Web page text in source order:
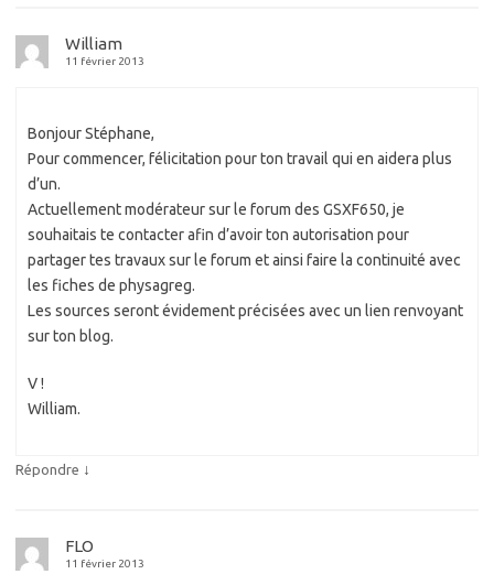
William
11 février 2013
Bonjour Stéphane,
Pour commencer, félicitation pour ton travail qui en aidera plus
d’un.
Actuellement modérateur sur le forum des GSXF650, je
souhaitais te contacter afin d’avoir ton autorisation pour
partager tes travaux sur le forum et ainsi faire la continuité avec
les fiches de physagreg.
Les sources seront évidement précisées avec un lien renvoyant
sur ton blog.
V !
William.
Répondre ↓
FLO
11 février 2013